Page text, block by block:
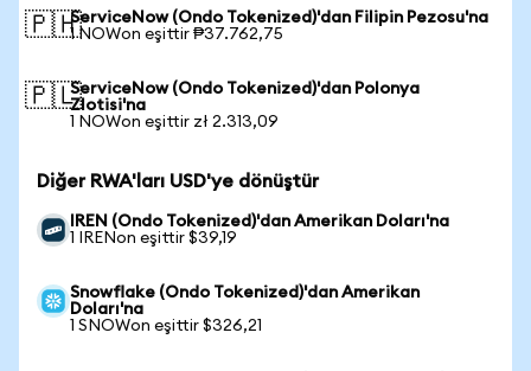
🇵🇭ServiceNow (Ondo Tokenized)'dan Filipin Pezosu'na
1 NOWon eşittir ₱37.762,75
🇵🇱ServiceNow (Ondo Tokenized)'dan Polonya
Zlotisi'na
1 NOWon eşittir zł 2.313,09
Diğer RWA'ları USD'ye dönüştür
IREN (Ondo Tokenized)'dan Amerikan Doları'na
1 IRENon eşittir $39,19
Snowflake (Ondo Tokenized)'dan Amerikan
Doları'na
1 SNOWon eşittir $326,21